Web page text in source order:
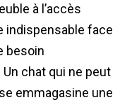
à l’accès
indispensable face
besoin
chat qui ne peut
emmagasine une